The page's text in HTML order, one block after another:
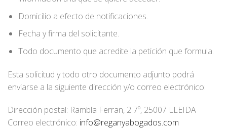
Domicilio a efecto de notificaciones.
Fecha y firma del solicitante.
Todo documento que acredite la petición que formula.
Esta solicitud y todo otro documento adjunto podrá
enviarse a la siguiente dirección y/o correo electrónico:
Dirección postal: Rambla Ferran, 2 7º, 25007 LLEIDA
Correo electrónico: info@reganyabogados.com